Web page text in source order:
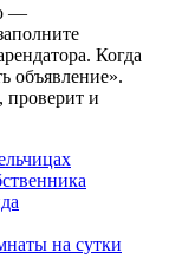
—
Когда
объявление».
проверит и
на сутки